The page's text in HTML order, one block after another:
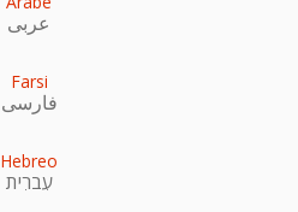
عربى
Farsi
فارسی
Hebreo
עִברִית